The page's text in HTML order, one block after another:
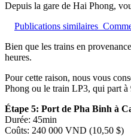
Depuis la gare de Hai Phong,
Publications similaires
Bien que les trains en
heures.
Pour cette raison, nous vous
Phong ou le train LP3, qui part à
Étape 5: Port de Pha Binh à
Durée: 45min
Coûts: 240 000 VND (10,50 $)